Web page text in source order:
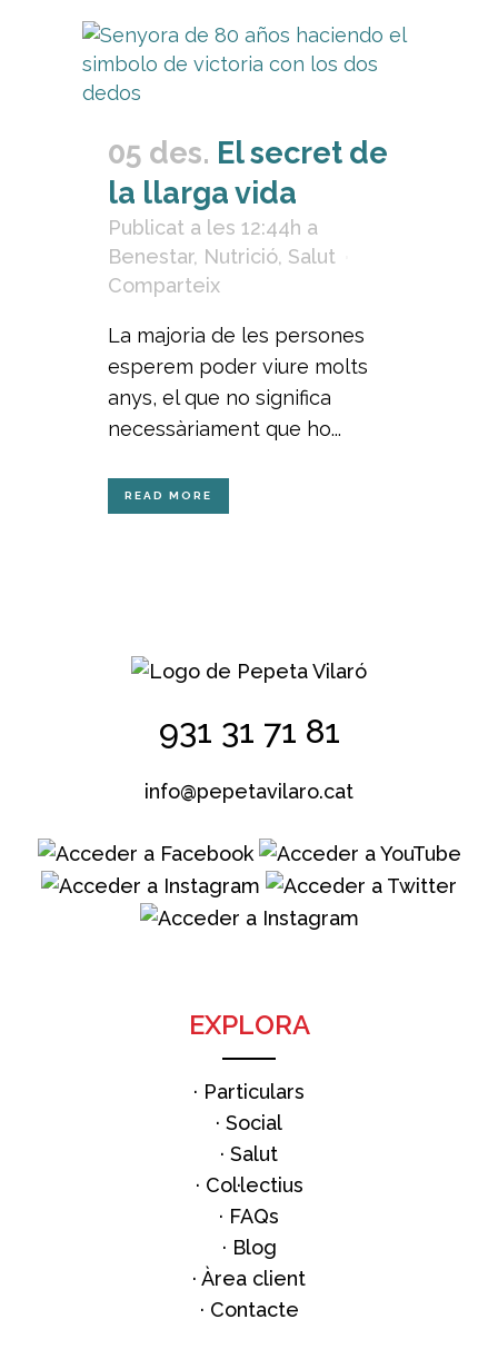
05 des. El secret de
la llarga vida
Publicat a les 12:44h a
Benestar, Nutrició, Salut
Comparteix
La majoria de les persones
esperem poder viure molts
anys, el que no significa
necessàriament que ho...
READ MORE
931 31 71 81
info@pepetavilaro.cat
EXPLORA
· Particulars
· Social
· Salut
· Col·lectius
· FAQs
· Blog
· Àrea client
· Contacte